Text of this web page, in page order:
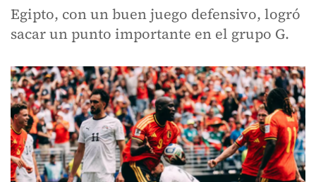
Egipto, con un buen juego defensivo, logró
sacar un punto importante en el grupo G.